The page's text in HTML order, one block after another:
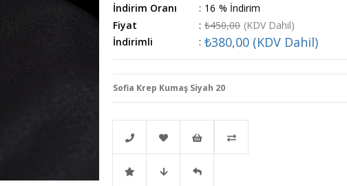
İndirim Oranı : %
16
İndirim
Fiyat
: ₺450,00 (KDV Dahil)
İndirimli
: ₺380,00 (KDV Dahil)
Sofia Krep Kumaş Siyah 20
Telefonla Favorilere İstek